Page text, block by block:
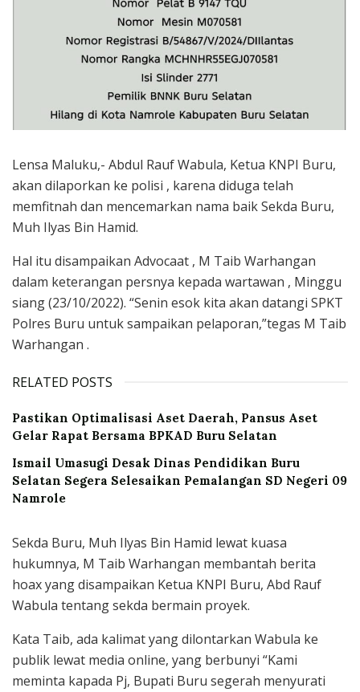
Lensa Maluku,- Abdul Rauf Wabula, Ketua KNPI Buru,
akan dilaporkan ke polisi , karena diduga telah
memfitnah dan mencemarkan nama baik Sekda Buru,
Muh Ilyas Bin Hamid.
Hal itu disampaikan Advocaat , M Taib Warhangan
dalam keterangan persnya kepada wartawan , Minggu
siang (23/10/2022). “Senin esok kita akan datangi SPKT
Polres Buru untuk sampaikan pelaporan,”tegas M Taib
Warhangan .
RELATED POSTS
Pastikan Optimalisasi Aset Daerah, Pansus Aset
Gelar Rapat Bersama BPKAD Buru Selatan
Ismail Umasugi Desak Dinas Pendidikan Buru
Selatan Segera Selesaikan Pemalangan SD Negeri 09
Namrole
Sekda Buru, Muh Ilyas Bin Hamid lewat kuasa
hukumnya, M Taib Warhangan membantah berita
hoax yang disampaikan Ketua KNPI Buru, Abd Rauf
Wabula tentang sekda bermain proyek.
Kata Taib, ada kalimat yang dilontarkan Wabula ke
publik lewat media online, yang berbunyi “Kami
meminta kapada Pj, Bupati Buru segerah menyurati